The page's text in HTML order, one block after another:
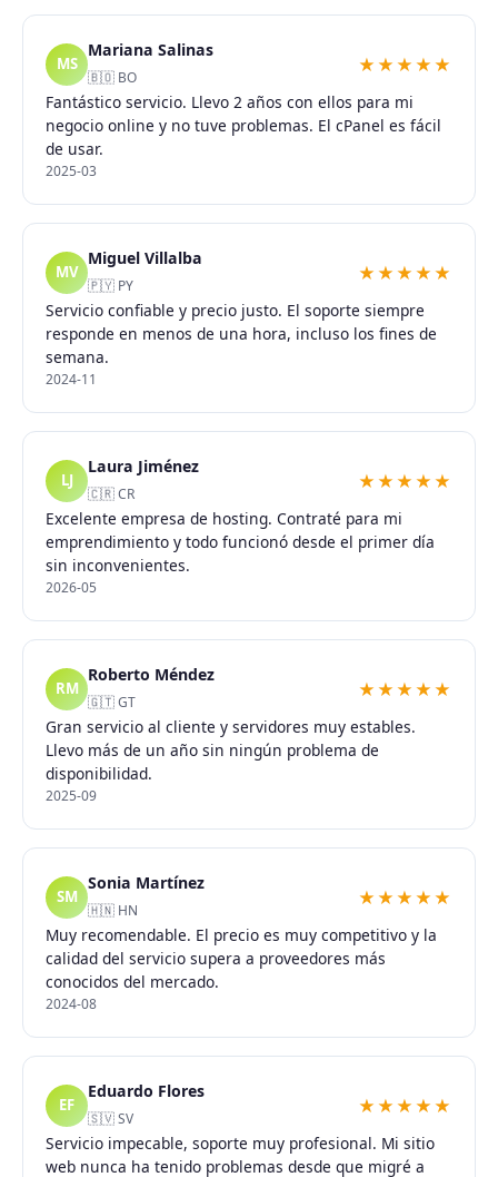
MS
Mariana Salinas
🇧🇴 BO
★★★★★
Fantástico servicio. Llevo 2 años con ellos para mi
negocio online y no tuve problemas. El cPanel es fácil
de usar.
2025-03
MV
Miguel Villalba
🇵🇾 PY
★★★★★
Servicio confiable y precio justo. El soporte siempre
responde en menos de una hora, incluso los fines de
semana.
2024-11
LJ
Laura Jiménez
🇨🇷 CR
★★★★★
Excelente empresa de hosting. Contraté para mi
emprendimiento y todo funcionó desde el primer día
sin inconvenientes.
2026-05
RM
Roberto Méndez
🇬🇹 GT
★★★★★
Gran servicio al cliente y servidores muy estables.
Llevo más de un año sin ningún problema de
disponibilidad.
2025-09
SM
Sonia Martínez
🇭🇳 HN
★★★★★
Muy recomendable. El precio es muy competitivo y la
calidad del servicio supera a proveedores más
conocidos del mercado.
2024-08
EF
Eduardo Flores
🇸🇻 SV
★★★★★
Servicio impecable, soporte muy profesional. Mi sitio
web nunca ha tenido problemas desde que migré a